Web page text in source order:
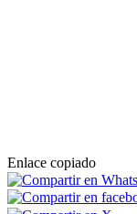
Enlace copiado